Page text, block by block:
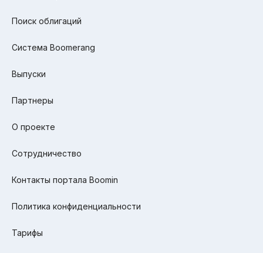
Поиск облигаций
Система Boomerang
Выпуски
Партнеры
О проекте
Сотрудничество
Контакты портала Boomin
Политика конфиденциальности
Тарифы